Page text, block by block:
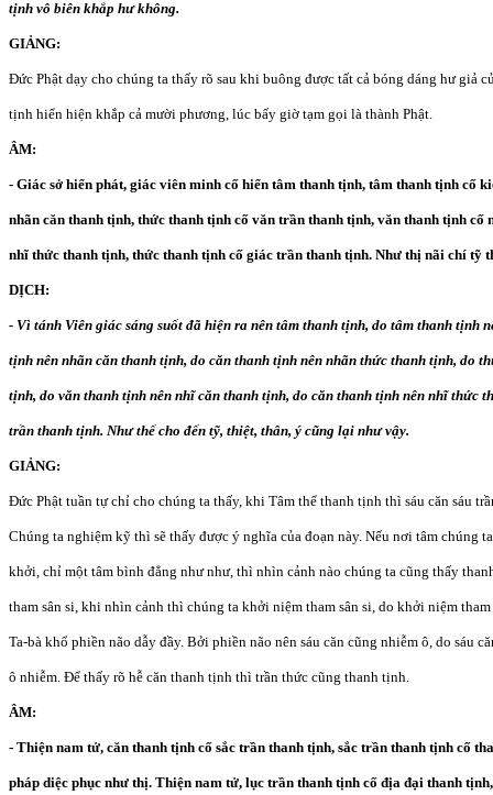
tịnh vô biên khắp hư không.
GIẢNG:
Đức Phật dạy cho chúng ta thấy rõ sau khi buông được tất cả bóng dáng hư giả
tịnh hiển hiện khắp cả mười phương, lúc bấy giờ tạm gọi là thành Phật.
ÂM:
- Giác sở hiển phát, giác viên minh cố hiển tâm thanh tịnh, tâm thanh tịnh cố
nhãn căn thanh tịnh, thức thanh tịnh cố văn trần thanh tịnh, văn thanh tịnh cố
nhĩ thức thanh tịnh, thức thanh tịnh cố giác trần thanh tịnh. Như thị nãi chí tỹ
DỊCH:
- Vì tánh Viên giác sáng suốt đã hiện ra nên tâm thanh tịnh, do tâm thanh tịnh
tịnh nên nhãn căn thanh tịnh, do căn thanh tịnh nên nhãn thức thanh tịnh, do
tịnh, do văn thanh tịnh nên nhĩ căn thanh tịnh, do căn thanh tịnh nên nhĩ thức
trần thanh tịnh. Như thế cho đến tỹ, thiệt, thân, ý cũng lại như vậy.
GIẢNG:
Đức Phật tuần tự chỉ cho chúng ta thấy, khi Tâm thể thanh tịnh thì sáu căn sáu
Chúng ta nghiệm kỹ thì sẽ thấy được ý nghĩa của đoạn này. Nếu nơi tâm chúng
khởi, chỉ một tâm bình đẳng như như, thì nhìn cảnh nào chúng ta cũng thấy
tham sân si, khi nhìn cảnh thì chúng ta khởi niệm tham sân si, do khởi niệm
Ta-bà khổ phiền não dẫy đầy. Bởi phiền não nên sáu căn cũng nhiễm ô, do sáu
ô nhiễm. Để thấy rõ hễ căn thanh tịnh thì trần thức cũng thanh tịnh.
ÂM:
- Thiện nam tử, căn thanh tịnh cố sắc trần thanh tịnh, sắc trần thanh tịnh cố
pháp diệc phục như thị. Thiện nam tử, lục trần thanh tịnh cố địa đại thanh